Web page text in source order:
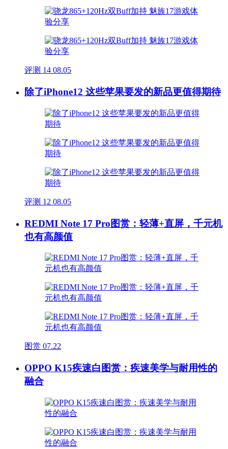
评测 14 08.05
除了iPhone12 这些苹果要发的新品更值得期待
评测 12 08.05
REDMI Note 17 Pro图赏：轻薄+直屏，千元机
也有高颜值
图赏 07.22
OPPO K15疾速白图赏：疾速美学与耐用性的
融合